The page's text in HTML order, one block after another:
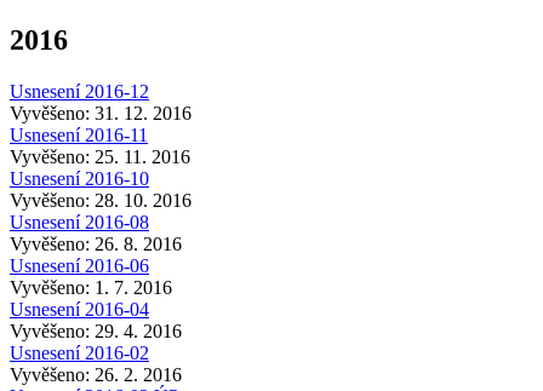
2016
Usnesení 2016-12
Vyvěšeno: 31. 12. 2016
Usnesení 2016-11
Vyvěšeno: 25. 11. 2016
Usnesení 2016-10
Vyvěšeno: 28. 10. 2016
Usnesení 2016-08
Vyvěšeno: 26. 8. 2016
Usnesení 2016-06
Vyvěšeno: 1. 7. 2016
Usnesení 2016-04
Vyvěšeno: 29. 4. 2016
Usnesení 2016-02
Vyvěšeno: 26. 2. 2016